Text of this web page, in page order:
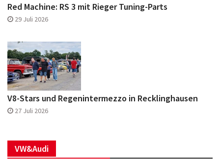
Red Machine: RS 3 mit Rieger Tuning-Parts
29 Juli 2026
V8-Stars und Regenintermezzo in Recklinghausen
27 Juli 2026
VW&Audi